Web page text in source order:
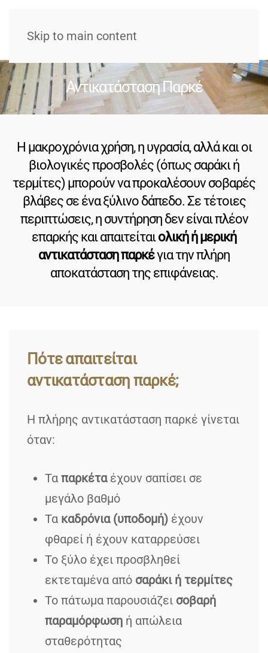
Skip to main content
Αντικατάσταση Παρκέ
Η μακροχρόνια χρήση, η υγρασία, αλλά και οι
βιολογικές προσβολές (όπως σαράκι ή
τερμίτες) μπορούν να προκαλέσουν σοβαρές
βλάβες σε ένα ξύλινο δάπεδο. Σε τέτοιες
περιπτώσεις, η συντήρηση δεν είναι πλέον
επαρκής και απαιτείταιολική ή μερική
αντικατάσταση παρκέγια την πλήρη
αποκατάσταση της επιφάνειας.
Πότε απαιτείται
αντικατάσταση παρκέ;
Η πλήρης αντικατάσταση παρκέ γίνεται
όταν:
Τα παρκέταέχουν σαπίσει σε
μεγάλο βαθμό
Τα καδρόνια (υποδομή) έχουν
φθαρεί ή έχουν καταρρεύσει
Το ξύλο έχει προσβληθεί
εκτεταμένα από σαράκι ή τερμίτες
Το πάτωμα παρουσιάζει σοβαρή
παραμόρφωση ή απώλεια
σταθερότητας